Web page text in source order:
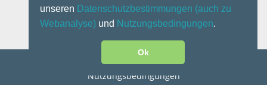
unseren Datenschutzbestimmungen (auch zu
Webanalyse) und Nutzungsbedingungen.
Ok
Datenschutz
Nutzungsbedingungen